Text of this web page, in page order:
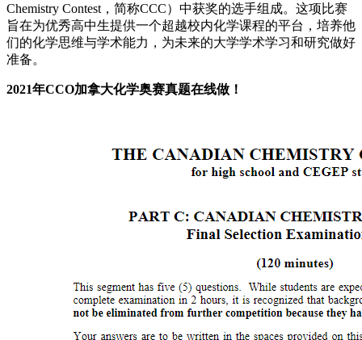
Chemistry Contest，简称CCC）中获奖的选手组成。这项比赛
旨在为优秀高中生提供一个超越校内化学课程的平台，培养他
们的化学思维与学术能力，为未来的大学学术学习和研究做好
准备。
2021年CCO加拿大化学奥赛真题在线做！